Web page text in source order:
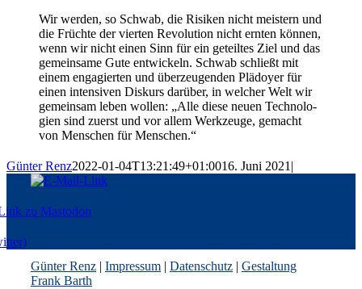
Wir wer­den, so Schwab, die Risi­ken nicht meis­tern und
die Früch­te der vier­ten Revo­lu­ti­on nicht ern­ten kön­nen,
wenn wir nicht einen Sinn für ein geteil­tes Ziel und das
gemein­sa­me Gute ent­wi­ckeln. Schwab schließt mit
einem enga­gier­ten und über­zeu­gen­den Plä­doy­er für
einen inten­si­ven Dis­kurs dar­über, in wel­cher Welt wir
gemein­sam leben wol­len: „Alle die­se neu­en Tech­no­lo­
gien sind zuerst und vor allem Werk­zeu­ge, gemacht
von Men­schen für Menschen.“
Günter Renz2022-01-04T13:21:49+01:0016. Juni 2021|
Gün­ter Renz| Impres­sum| Daten­schutz| Gestal­tung
Frank Barth